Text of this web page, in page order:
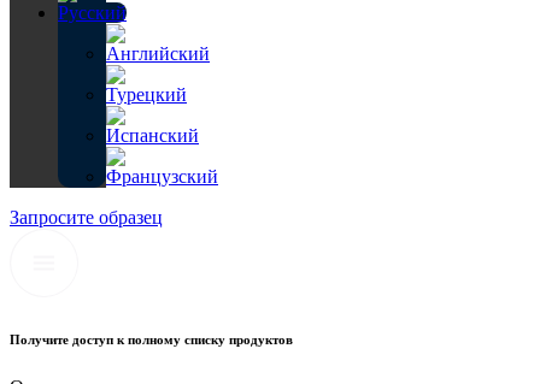
Запросите образец
Получите доступ к полному списку продуктов